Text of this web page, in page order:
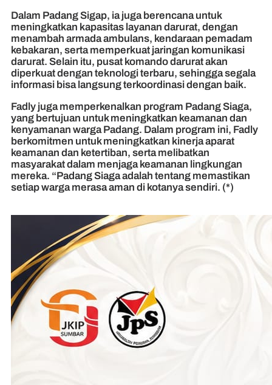
Dalam Padang Sigap, ia juga berencana untuk
meningkatkan kapasitas layanan darurat, dengan
menambah armada ambulans, kendaraan pemadam
kebakaran, serta memperkuat jaringan komunikasi
darurat. Selain itu, pusat komando darurat akan
diperkuat dengan teknologi terbaru, sehingga segala
informasi bisa langsung terkoordinasi dengan baik.
Fadly juga memperkenalkan program Padang Siaga,
yang bertujuan untuk meningkatkan keamanan dan
kenyamanan warga Padang. Dalam program ini, Fadly
berkomitmen untuk meningkatkan kinerja aparat
keamanan dan ketertiban, serta melibatkan
masyarakat dalam menjaga keamanan lingkungan
mereka. “Padang Siaga adalah tentang memastikan
setiap warga merasa aman di kotanya sendiri. (*)